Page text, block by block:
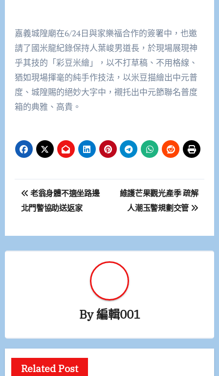
嘉義城隍廟在6/24日與家樂福合作的簽署中，也邀
請了國米龍紀錄保持人葉峻男道長，於現場展現神
乎其技的「彩豆米繪」，以不打草稿、不用格線、
猶如現場揮毫的純手作技法，以米豆描繪出中元普
度、城隍賜的絕妙大字中，襯托出中元節聯名普度
箱的典雅、高貴。
文
章
覽
老翁身體不適坐路邊
北門警協助送返家
維護芒果觀光產季 疏解
人潮玉警規劃交管
By編輯001
Related Post